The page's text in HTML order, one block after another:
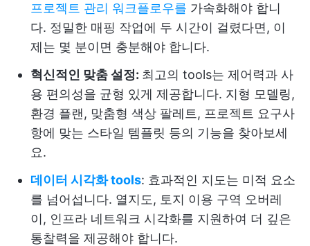
프로젝트 관리 워크플로우를 가속화해야 합니
다. 정밀한 매핑 작업에 두 시간이 걸렸다면, 이
제는 몇 분이면 충분해야 합니다.
혁신적인 맞춤 설정: 최고의 tools는 제어력과 사
용 편의성을 균형 있게 제공합니다. 지형 모델링,
환경 플랜, 맞춤형 색상 팔레트, 프로젝트 요구사
항에 맞는 스타일 템플릿 등의 기능을 찾아보세
요.
데이터 시각화 tools: 효과적인 지도는 미적 요소
를 넘어섭니다. 열지도, 토지 이용 구역 오버레
이, 인프라 네트워크 시각화를 지원하여 더 깊은
통찰력을 제공해야 합니다.